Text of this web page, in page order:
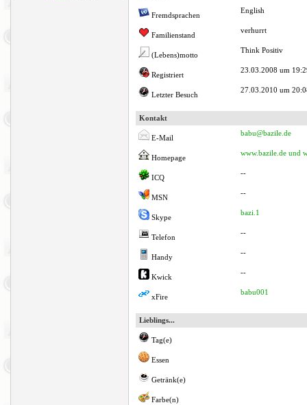
Fremdsprachen
English
Familienstand
verhurrt
(Lebens)motto
Think Positiv
Registriert
23.03.2008 um
Letzter Besuch
27.03.2010 um
Kontakt
E-Mail
babu@bazile.de
Homepage
www.bazile.de und
ICQ
--
MSN
--
Skype
bazi.1
Telefon
--
Handy
--
Kwick
--
xFire
babu001
Lieblings...
Tag(e)
Essen
Getränk(e)
Farbe(n)